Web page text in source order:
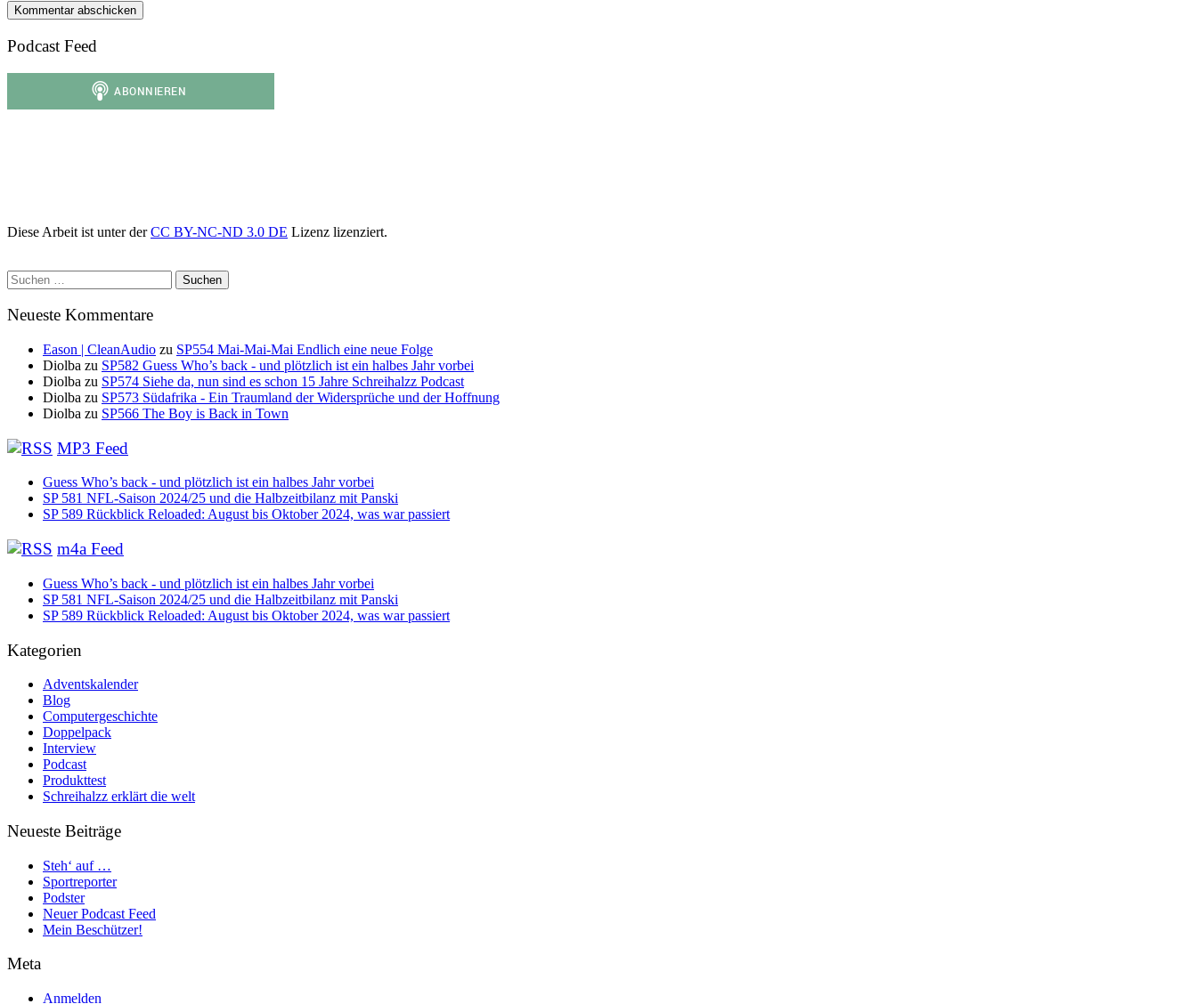
Podcast Feed
Diese Arbeit ist unter derCC BY-NC-ND 3.0 DE Lizenz lizenziert.
Suchen
nach:
Neueste Kommentare
Eason | CleanAudio zu SP554 Mai-Mai-Mai Endlich eine neue Folge
Diolba zu SP582 Guess Who’s back - und plötzlich ist ein halbes Jahr vorbei
Diolba zu SP574 Siehe da, nun sind es schon 15 Jahre Schreihalzz Podcast
Diolba zu SP573 Südafrika - Ein Traumland der Widersprüche und der Hoffnung
Diolba zu SP566 The Boy is Back in Town
MP3 Feed
Guess Who’s back - und plötzlich ist ein halbes Jahr vorbei
SP 581 NFL-Saison 2024/25 und die Halbzeitbilanz mit Panski
SP 589 Rückblick Reloaded: August bis Oktober 2024, was war passiert
m4a Feed
Guess Who’s back - und plötzlich ist ein halbes Jahr vorbei
SP 581 NFL-Saison 2024/25 und die Halbzeitbilanz mit Panski
SP 589 Rückblick Reloaded: August bis Oktober 2024, was war passiert
Kategorien
Adventskalender
Blog
Computergeschichte
Doppelpack
Interview
Podcast
Produkttest
Schreihalzz erklärt die welt
Neueste Beiträge
Steh‘ auf …
Sportreporter
Podster
Neuer Podcast Feed
Mein Beschützer!
Meta
Anmelden